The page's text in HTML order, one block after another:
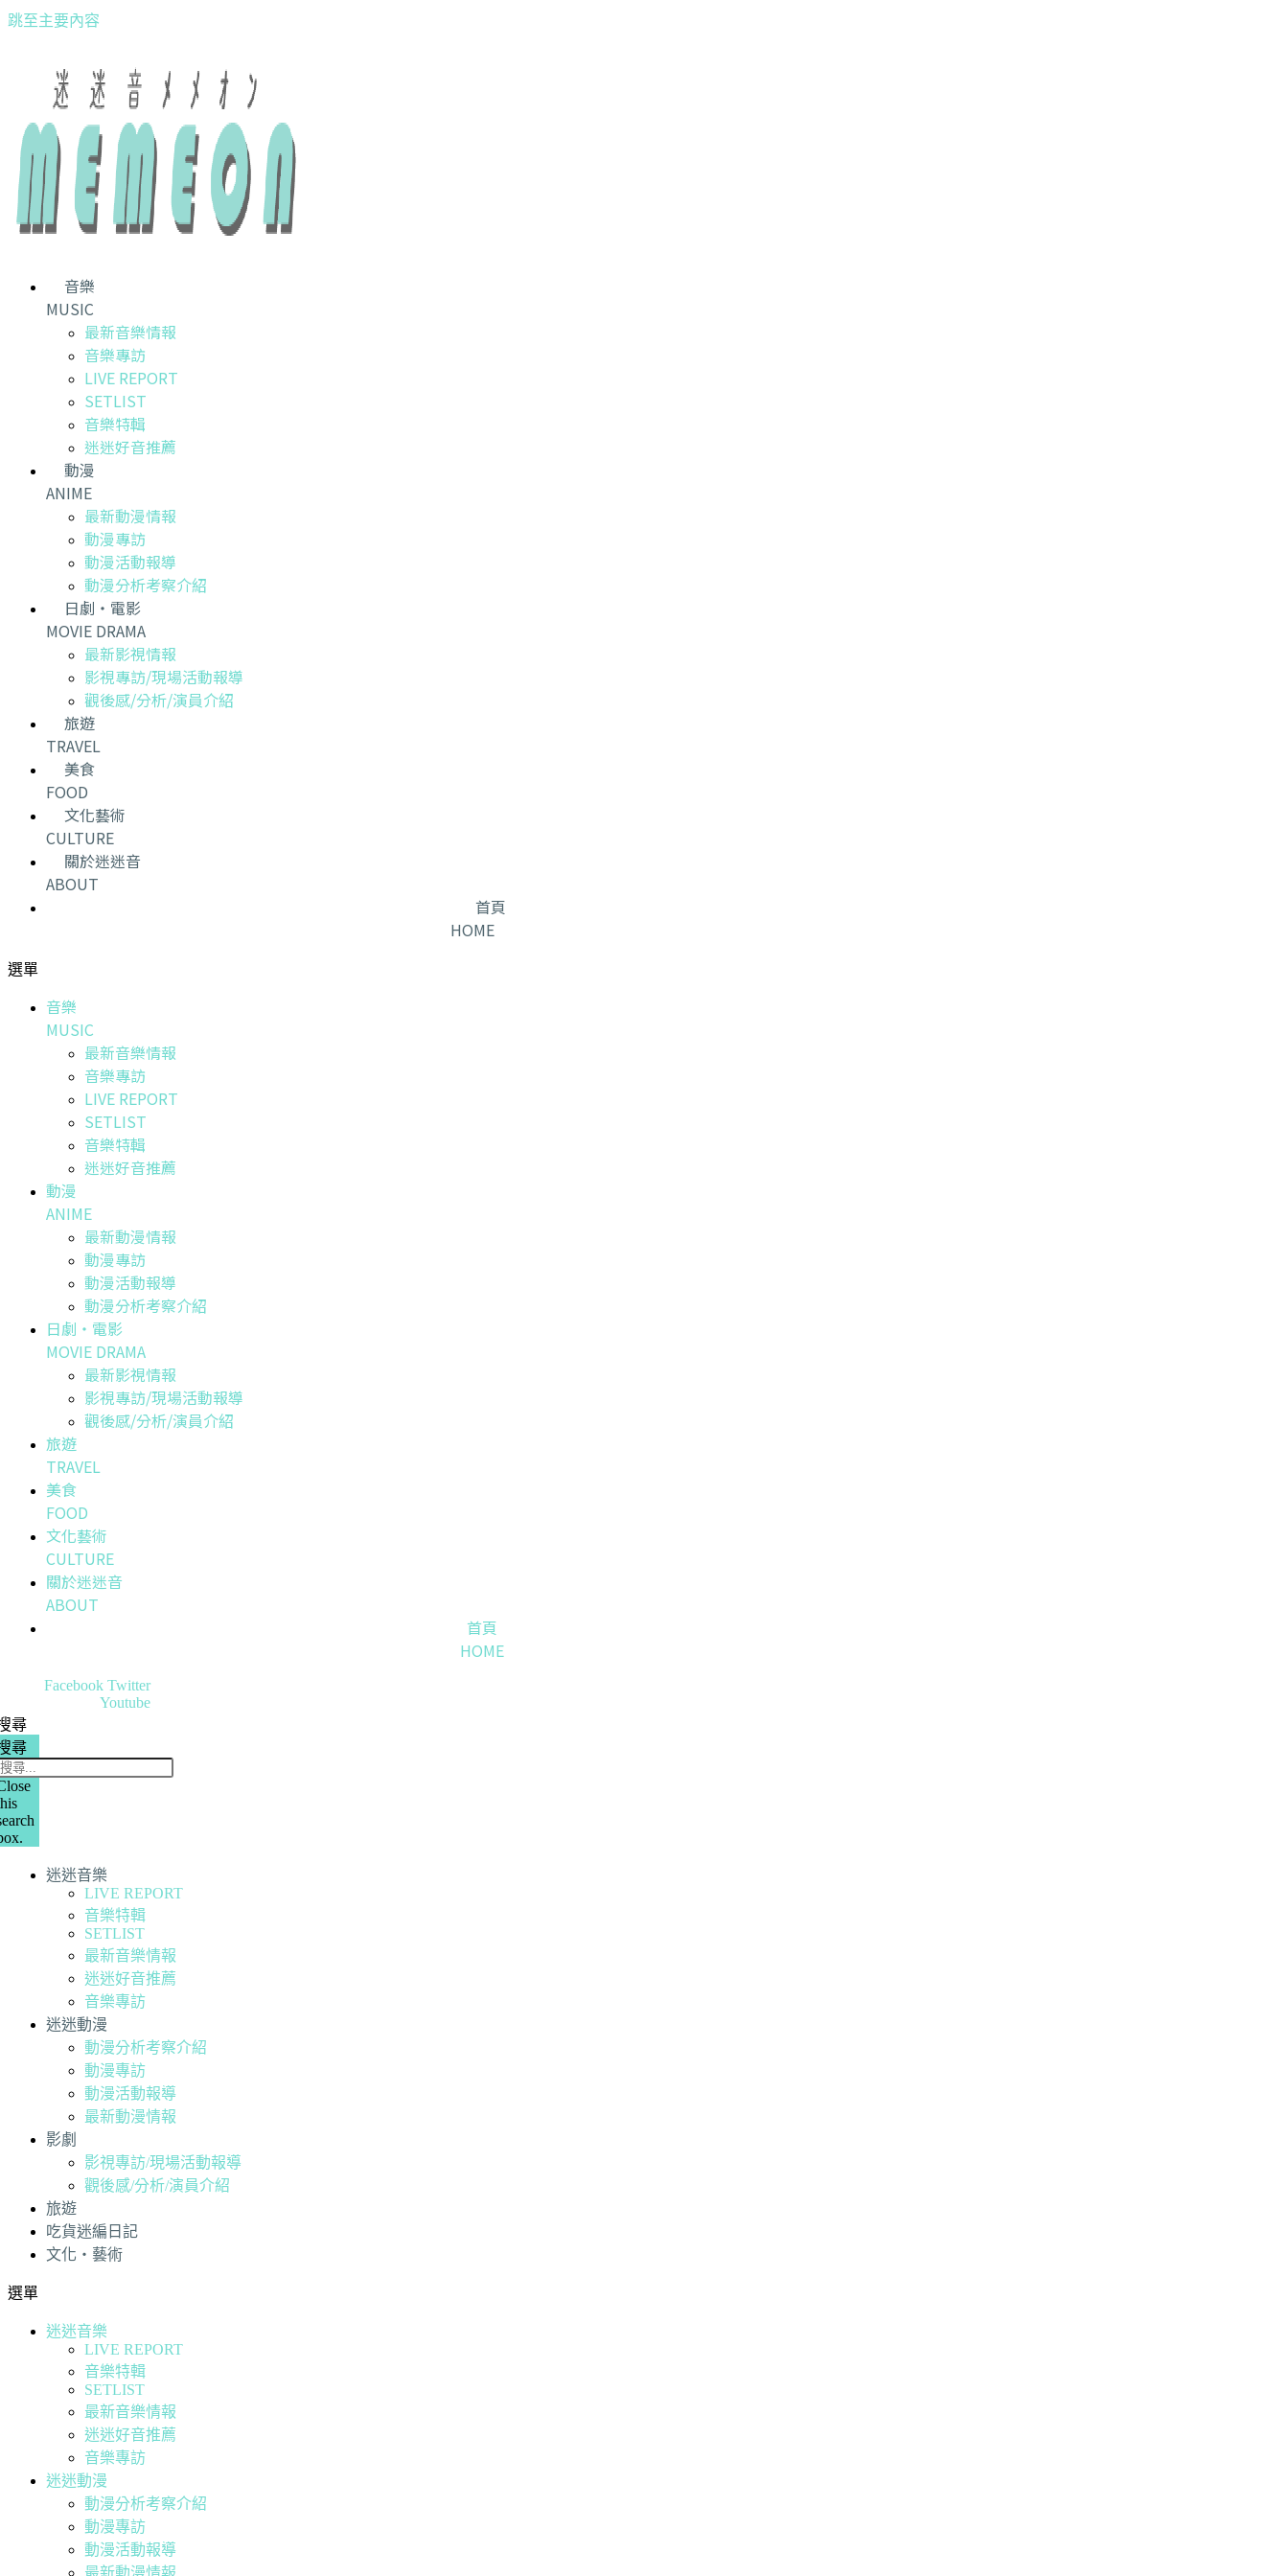
跳至主要內容
音樂
MUSIC
最新音樂情報
音樂專訪
LIVE REPORT
SETLIST
音樂特輯
迷迷好音推薦
動漫
ANIME
最新動漫情報
動漫專訪
動漫活動報導
動漫分析考察介紹
日劇・電影
MOVIE DRAMA
最新影視情報
影視專訪/現場活動報導
觀後感/分析/演員介紹
旅遊
TRAVEL
美食
FOOD
文化藝術
CULTURE
關於迷迷音
ABOUT
首頁
HOME
選單
音樂
MUSIC
最新音樂情報
音樂專訪
LIVE REPORT
SETLIST
音樂特輯
迷迷好音推薦
動漫
ANIME
最新動漫情報
動漫專訪
動漫活動報導
動漫分析考察介紹
日劇・電影
MOVIE DRAMA
最新影視情報
影視專訪/現場活動報導
觀後感/分析/演員介紹
旅遊
TRAVEL
美食
FOOD
文化藝術
CULTURE
關於迷迷音
ABOUT
首頁
HOME
Facebook Twitter
Youtube
尋
尋
迷迷音樂
LIVE REPORT
音樂特輯
SETLIST
最新音樂情報
迷迷好音推薦
音樂專訪
迷迷動漫
動漫分析考察介紹
動漫專訪
動漫活動報導
最新動漫情報
影劇
影視專訪/現場活動報導
觀後感/分析/演員介紹
旅遊
吃貨迷編日記
文化・藝術
選單
迷迷音樂
LIVE REPORT
音樂特輯
SETLIST
最新音樂情報
迷迷好音推薦
音樂專訪
迷迷動漫
動漫分析考察介紹
動漫專訪
動漫活動報導
最新動漫情報